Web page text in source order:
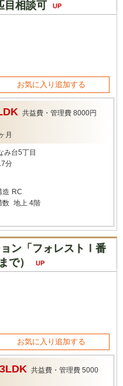
目相談可
UP
お気に入り追加する
共益費・管理費 8000円
月
み台5丁目
分
造 RC
数 地上 4階
ン「フォレストⅠ番
で）
UP
お気に入り追加する
3LDK 共益費・管理費 5000